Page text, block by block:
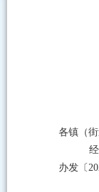
各镇（
办发〔